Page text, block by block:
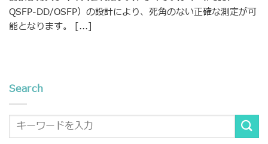
QSFP-DD/OSFP）の設計により、死角のない正確な測定が可
能となります。 [...]
Search